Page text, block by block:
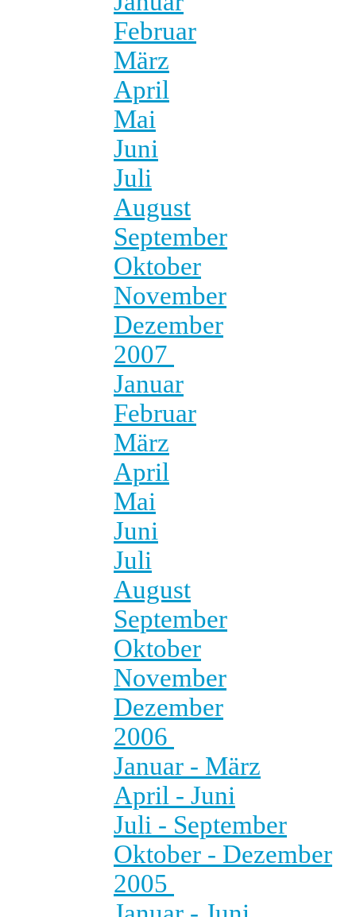
Februar
März
April
Mai
Juni
Juli
August
September
Oktober
November
Dezember
2007
Januar
Februar
März
April
Mai
Juni
Juli
August
September
Oktober
November
Dezember
2006
Januar - März
April - Juni
Juli - September
Oktober - Dezember
2005